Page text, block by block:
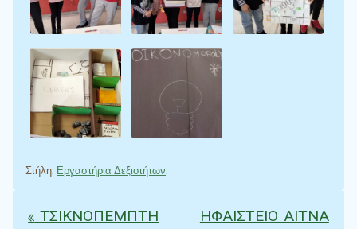
Στήλη: Εργαστήρια Δεξιοτήτων.
«ΤΣΙΚΝΟΠΕΜΠΤΗ
ΗΦΑΙΣΤΕΙΟ ΑΙΤΝΑ